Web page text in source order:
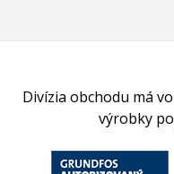
Divízia obchodu má
výrobky